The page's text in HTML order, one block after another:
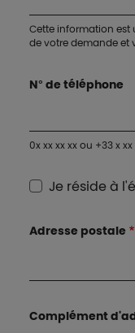
Cette information est
de votre demande et
N° de téléphone
0x xx xx xx ou +33 x xx
Je réside à
Adresse postale
Complément